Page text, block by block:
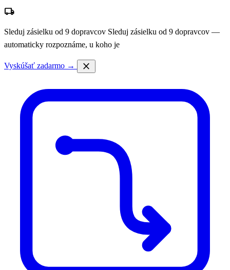
local_shipping
Sleduj zásielku od 9 dopravcov Sleduj zásielku od 9 dopravcov —
automaticky rozpoznáme, u koho je
Vyskúšať zadarmo → close